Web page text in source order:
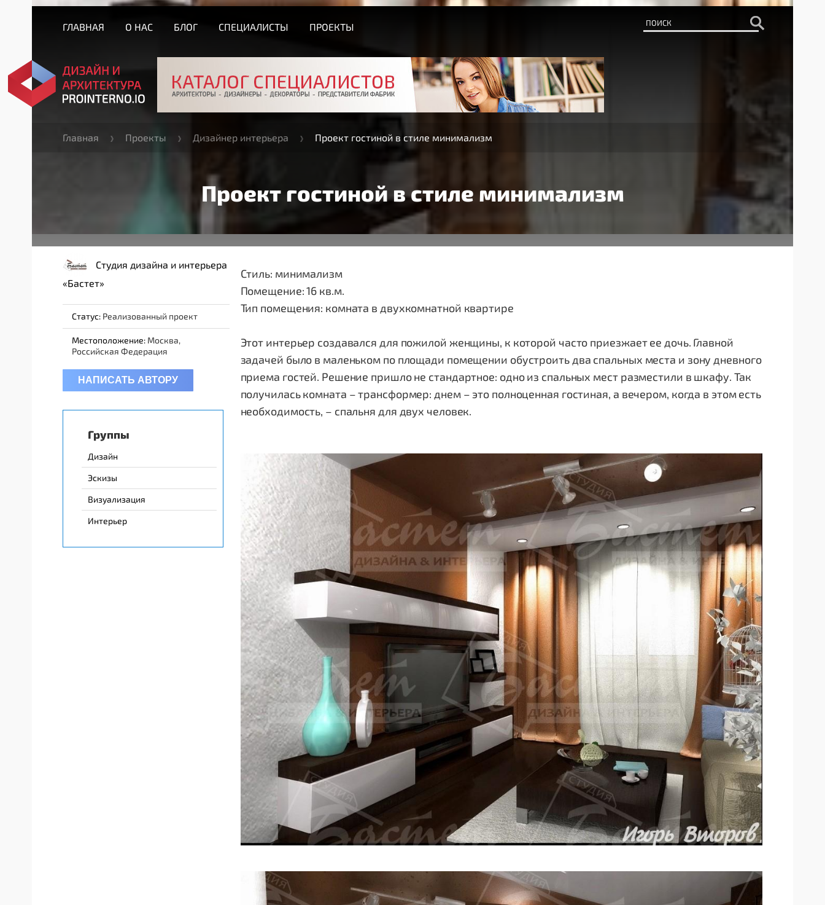
ГЛАВНАЯ О НАС БЛОГ СПЕЦИАЛИСТЫ ПРОЕКТЫ
Главная Проекты Дизайнер интерьера Проект гостиной в стиле минимализм
Проект гостиной в стиле минимализм
Студия дизайна и интерьера
«Бастет»
Статус: Реализованный проект
Местоположение: Москва,
Российская Федерация
НАПИСАТЬ АВТОРУ
Группы
Дизайн
Эскизы
Визуализация
Интерьер
Стиль: минимализм
Помещение: 16 кв.м.
Тип помещения: комната в двухкомнатной квартире
Этот интерьер создавался для пожилой женщины, к которой часто приезжает ее дочь. Главной
задачей было в маленьком по площади помещении обустроить два спальных места и зону дневного
приема гостей. Решение пришло не стандартное: одно из спальных мест разместили в шкафу. Так
получилась комната – трансформер: днем – это полноценная гостиная, а вечером, когда в этом есть
необходимость, – спальня для двух человек.